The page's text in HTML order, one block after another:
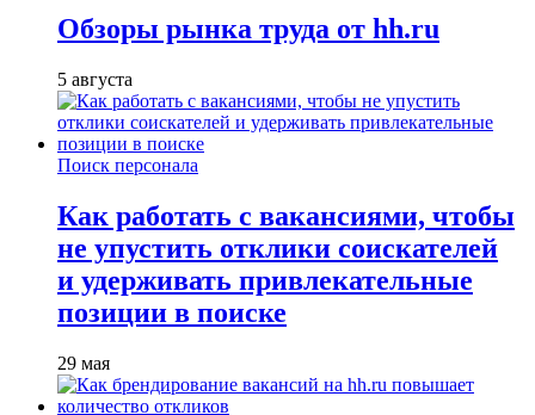
Обзоры рынка труда от hh.ru
5 августа
Поиск персонала
Как работать с вакансиями, чтобы
не упустить отклики соискателей
и удерживать привлекательные
позиции в поиске
29 мая